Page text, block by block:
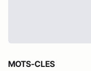
MOTS-CLES